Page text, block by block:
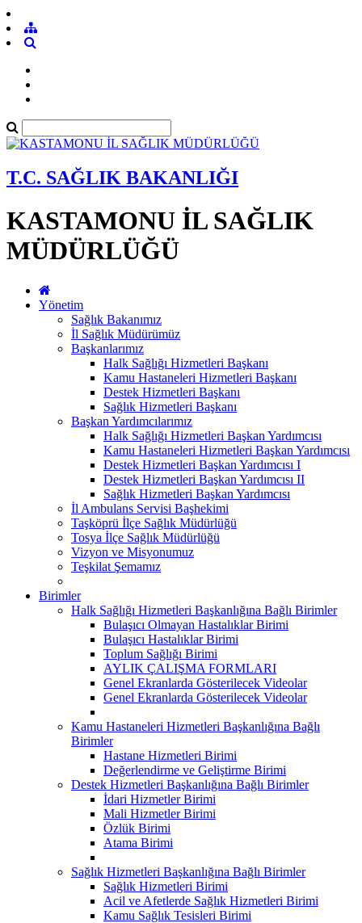
T.C. SAĞLIK BAKANLIĞI
KASTAMONU İL SAĞLIK
MÜDÜRLÜĞÜ
Yönetim
Sağlık Bakanımız
İl Sağlık Müdürümüz
Başkanlarımız
Halk Sağlığı Hizmetleri Başkanı
Kamu Hastaneleri Hizmetleri Başkanı
Destek Hizmetleri Başkanı
Sağlık Hizmetleri Başkanı
Başkan Yardımcılarımız
Halk Sağlığı Hizmetleri Başkan Yardımcısı
Kamu Hastaneleri Hizmetleri Başkan Yardımcısı
Destek Hizmetleri Başkan Yardımcısı I
Destek Hizmetleri Başkan Yardımcısı II
Sağlık Hizmetleri Başkan Yardımcısı
İl Ambulans Servisi Başhekimi
Taşköprü İlçe Sağlık Müdürlüğü
Tosya İlçe Sağlık Müdürlüğü
Vizyon ve Misyonumuz
Teşkilat Şemamız
Birimler
Halk Sağlığı Hizmetleri Başkanlığına Bağlı Birimler
Bulaşıcı Olmayan Hastalıklar Birimi
Bulaşıcı Hastalıklar Birimi
Toplum Sağlığı Birimi
AYLIK ÇALIŞMA FORMLARI
Genel Ekranlarda Gösterilecek Videolar
Genel Ekranlarda Gösterilecek Videolar
Kamu Hastaneleri Hizmetleri Başkanlığına Bağlı
Birimler
Hastane Hizmetleri Birimi
Değerlendirme ve Geliştirme Birimi
Destek Hizmetleri Başkanlığına Bağlı Birimler
İdari Hizmetler Birimi
Mali Hizmetler Birimi
Özlük Birimi
Atama Birimi
Sağlık Hizmetleri Başkanlığına Bağlı Birimler
Sağlık Hizmetleri Birimi
Acil ve Afetlerde Sağlık Hizmetleri Birimi
Kamu Sağlık Tesisleri Birimi